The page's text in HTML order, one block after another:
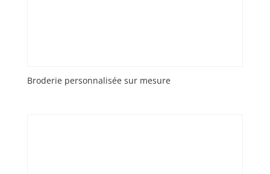
Broderie personnalisée sur mesure